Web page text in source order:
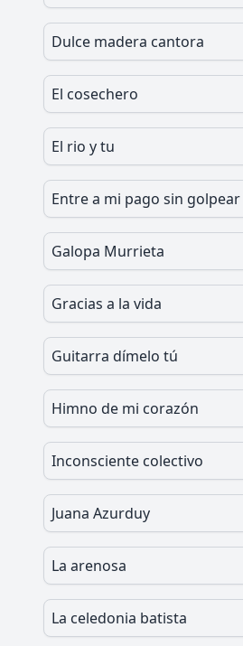
Dulce madera cantora
El cosechero
El rio y tu
Entre a mi pago sin golpear
Galopa Murrieta
Gracias a la vida
Guitarra dímelo tú
Himno de mi corazón
Inconsciente colectivo
Juana Azurduy
La arenosa
La celedonia batista